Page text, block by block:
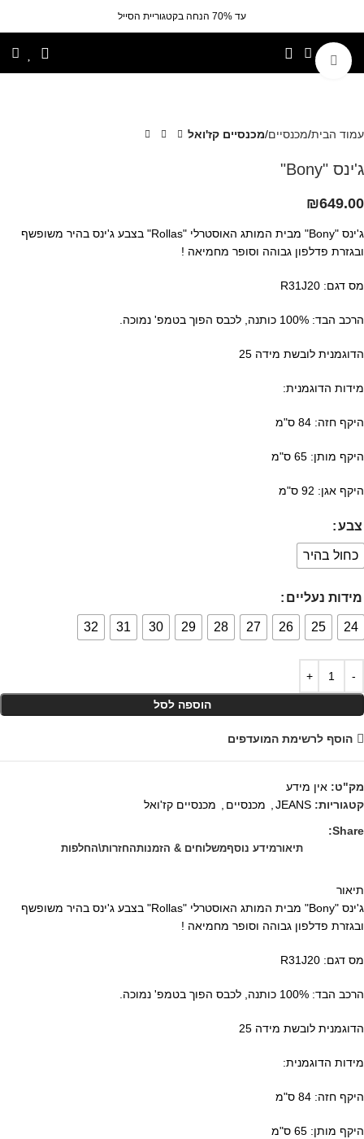
עד 70% הנחה בקטגוריית הסייל
לחצי להגדלה
עמוד הבית מכנסיים מכנסיים קז'ואל
ג'ינס "Bony"
₪649.00
ג'ינס "Bony" מבית המותג האוסטרלי "Rollas" בצבע ג'ינס בהיר משופשף
ובגזרת פדלפון גבוהה וסופר מחמיאה !
מס דגם: R31J20
הרכב הבד: 100% כותנה, לכבס הפוך בטמפ' נמוכה.
הדוגמנית לובשת מידה 25
מידות הדוגמנית:
היקף חזה: 84 ס"מ
היקף מותן: 65 ס"מ
היקף אגן: 92 ס"מ
צבע
כחול בהיר
מידות נעליים
24
25
26
27
28
29
30
31
32
הוספה לסל
הוסף לרשימת המועדפים
מק"ט: אין מידע
קטגוריות: JEANS מכנסיים
מכנסיים קז'ואל
Share:
תיאורמידע נוסףמשלוחים & הזמנותהחזרות\החלפות
תיאור
ג'ינס "Bony" מבית המותג האוסטרלי "Rollas" בצבע ג'ינס בהיר משופשף
ובגזרת פדלפון גבוהה וסופר מחמיאה !
מס דגם: R31J20
הרכב הבד: 100% כותנה, לכבס הפוך בטמפ' נמוכה.
הדוגמנית לובשת מידה 25
מידות הדוגמנית:
היקף חזה: 84 ס"מ
היקף מותן: 65 ס"מ